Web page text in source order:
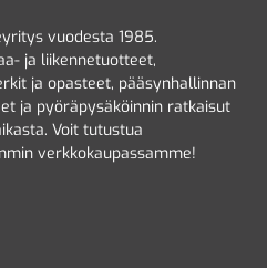
vuodesta 1985.
ja liikennetuotteet,
ja opasteet, pääsynhallinnan
ja pyöräpysäköinnin ratkaisut
Voit tutustua
verkkokaupassamme!